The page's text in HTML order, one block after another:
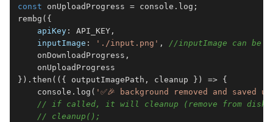
const onUploadProgress = console . log
rembg ({
apiKey : API_KEY ,
inputImage : './input.png' , //inputImage can
    onDownloadProgress,
    onUploadProgress
}). then ( ( { outputImagePath, cleanup } ) => {
console . log ( '✅🎉 background removed and saved
// if called, it will cleanup (remove from disk)
// cleanup();